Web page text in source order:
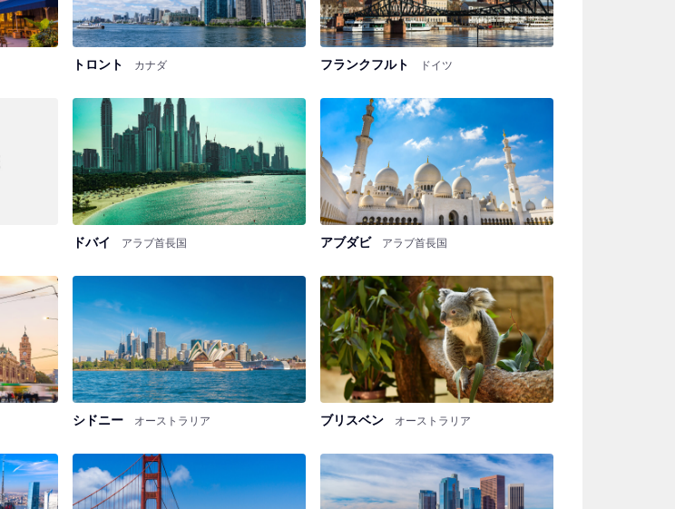
トロント カナダ フランクフルト ドイツ
ドバイ アラブ首長国 アブダビ アラブ首長国
シドニー オーストラリア ブリスベン オーストラリア